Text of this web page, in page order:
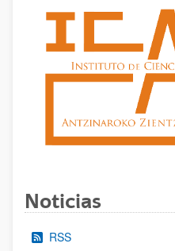
Noticias
RSS